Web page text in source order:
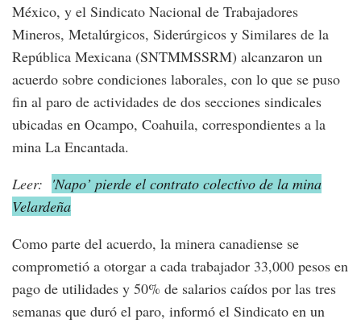
México, y el Sindicato Nacional de Trabajadores
Mineros, Metalúrgicos, Siderúrgicos y Similares de la
República Mexicana (SNTMMSSRM) alcanzaron un
acuerdo sobre condiciones laborales, con lo que se puso
fin al paro de actividades de dos secciones sindicales
ubicadas en Ocampo, Coahuila, correspondientes a la
mina La Encantada.
Leer: 'Napo’ pierde el contrato colectivo de la mina
Velardeña
Como parte del acuerdo, la minera canadiense se
comprometió a otorgar a cada trabajador 33,000 pesos en
pago de utilidades y 50% de salarios caídos por las tres
semanas que duró el paro, informó el Sindicato en un